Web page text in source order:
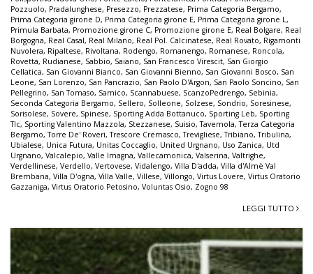
Pozzuolo, Pradalunghese, Presezzo, Prezzatese, Prima Categoria Bergamo,
Prima Categoria girone D, Prima Categoria girone E, Prima Categoria girone L,
Primula Barbata, Promozione girone C, Promozione girone E, Real Bolgare, Real
Borgogna, Real Casal, Real Milano, Real Pol. Calcinatese, Real Rovato, Rigamonti
Nuvolera, Ripaltese, Rivoltana, Rodengo, Romanengo, Romanese, Roncola,
Rovetta, Rudianese, Sabbio, Saiano, San Francesco Virescit, San Giorgio
Cellatica, San Giovanni Bianco, San Giovanni Bienno, San Giovanni Bosco, San
Leone, San Lorenzo, San Pancrazio, San Paolo D'Argon, San Paolo Soncino, San
Pellegrino, San Tomaso, Sarnico, Scannabuese, ScanzoPedrengo, Sebinia,
Seconda Categoria Bergamo, Sellero, Solleone, Solzese, Sondrio, Soresinese,
Sorisolese, Sovere, Spinese, Sporting Adda Bottanuco, Sporting Leb, Sporting
Tlc, Sporting Valentino Mazzola, Stezzanese, Suisio,Tavernola,Terza Categoria
Bergamo,Torre De' Roveri,Trescore Cremasco,Trevigliese,Tribiano,Tribulina,
Ubialese, Unica Futura, Unitas Coccaglio, United Urgnano, Uso Zanica, Utd
Urgnano, Valcalepio, Valle Imagna, Vallecamonica, Valserina, Valtrighe,
Verdellinese, Verdello, Vertovese, Vidalengo, Villa D'adda, Villa d'Almè Val
Brembana, Villa D'ogna, Villa Valle, Villese, Villongo, Virtus Lovere, Virtus Oratorio
Gazzaniga, Virtus Oratorio Petosino, Voluntas Osio, Zogno 98
LEGGI TUTTO